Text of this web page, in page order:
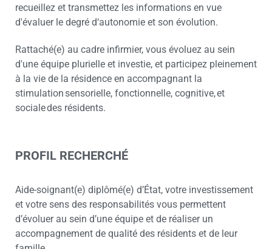
recueillez et transmettez les informations en vue
d'évaluer le degré d‘autonomie et son évolution.
Rattaché(e) au cadre infirmier, vous évoluez au sein
d'une équipe plurielle et investie, et participez pleinement
à la vie de la résidence en accompagnant la
stimulation sensorielle, fonctionnelle, cognitive, et
sociale des résidents.
PROFIL RECHERCHÉ
Aide-soignant(e) diplômé(e) d’État, votre investissement
et votre sens des responsabilités vous permettent
d’évoluer au sein d’une équipe et de réaliser un
accompagnement de qualité des résidents et de leur